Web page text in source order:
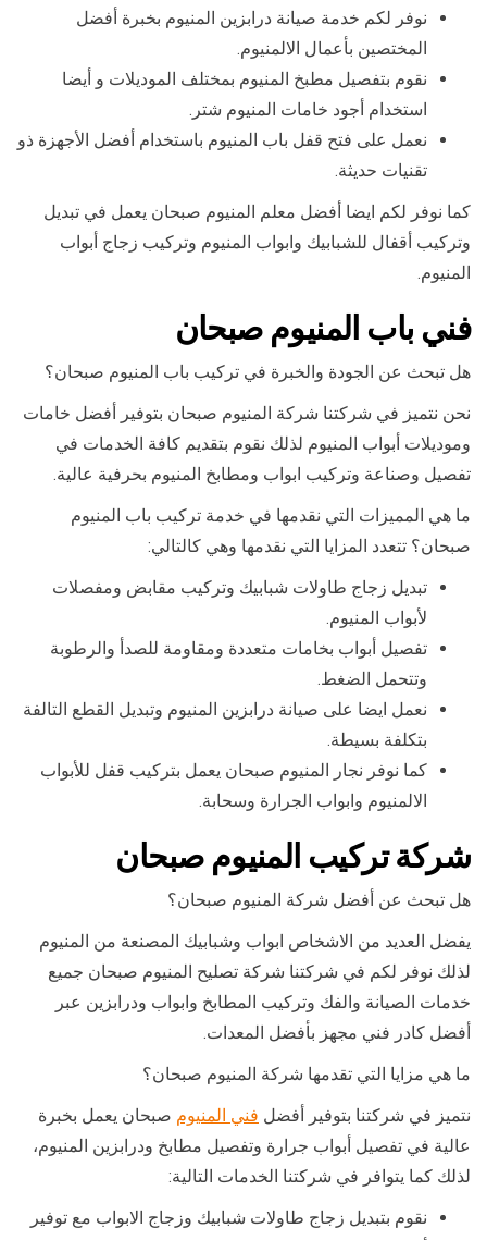
نوفر لكم خدمة صيانة درابزين المنيوم بخبرة أفضل
المختصين بأعمال الالمنيوم.
نقوم بتفصيل مطبخ المنيوم بمختلف الموديلات و أيضا
استخدام أجود خامات المنيوم شتر.
نعمل على فتح قفل باب المنيوم باستخدام أفضل الأجهزة ذو
تقنيات حديثة.
كما نوفر لكم ايضا أفضل معلم المنيوم صبحان يعمل في تبديل
وتركيب أقفال للشبابيك وابواب المنيوم وتركيب زجاج أبواب
المنيوم.
فني باب المنيوم صبحان
هل تبحث عن الجودة والخبرة في تركيب باب المنيوم صبحان؟
نحن نتميز في شركتنا شركة المنيوم صبحان بتوفير أفضل خامات
وموديلات أبواب المنيوم لذلك نقوم بتقديم كافة الخدمات في
تفصيل وصناعة وتركيب ابواب ومطابخ المنيوم بحرفية عالية.
ما هي المميزات التي نقدمها في خدمة تركيب باب المنيوم
صبحان؟ تتعدد المزايا التي نقدمها وهي كالتالي:
تبديل زجاج طاولات شبابيك وتركيب مقابض ومفصلات
لأبواب المنيوم.
تفصيل أبواب بخامات متعددة ومقاومة للصدأ والرطوبة
وتتحمل الضغط.
نعمل ايضا على صيانة درابزين المنيوم وتبديل القطع التالفة
بتكلفة بسيطة.
كما نوفر نجار المنيوم صبحان يعمل بتركيب قفل للأبواب
الالمنيوم وابواب الجرارة وسحابة.
شركة تركيب المنيوم صبحان
هل تبحث عن أفضل شركة المنيوم صبحان؟
يفضل العديد من الاشخاص ابواب وشبابيك المصنعة من المنيوم
لذلك نوفر لكم في شركتنا شركة تصليح المنيوم صبحان جميع
خدمات الصيانة والفك وتركيب المطابخ وابواب ودرابزين عبر
أفضل كادر فني مجهز بأفضل المعدات.
ما هي مزايا التي تقدمها شركة المنيوم صبحان؟
نتميز في شركتنا بتوفير أفضل فني المنيوم صبحان يعمل بخبرة
عالية في تفصيل أبواب جرارة وتفصيل مطابخ ودرابزين المنيوم،
لذلك كما يتوافر في شركتنا الخدمات التالية:
نقوم بتبديل زجاج طاولات شبابيك وزجاج الابواب مع توفير